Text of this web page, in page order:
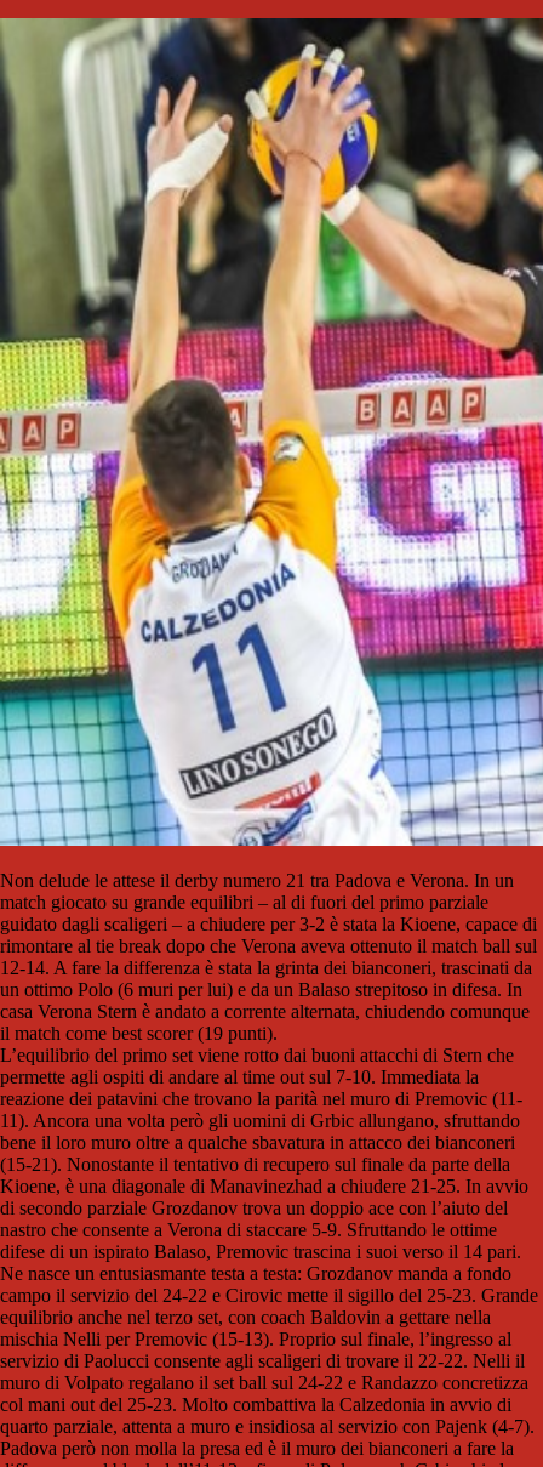
Non delude le attese il derby numero 21 tra Padova e Verona. In un
match giocato su grande equilibri – al di fuori del primo parziale
guidato dagli scaligeri – a chiudere per 3-2 è stata la Kioene, capace di
rimontare al tie break dopo che Verona aveva ottenuto il match ball sul
12-14. A fare la differenza è stata la grinta dei bianconeri, trascinati da
un ottimo Polo (6 muri per lui) e da un Balaso strepitoso in difesa. In
casa Verona Stern è andato a corrente alternata, chiudendo comunque
il match come best scorer (19 punti).
L’equilibrio del primo set viene rotto dai buoni attacchi di Stern che
permette agli ospiti di andare al time out sul 7-10. Immediata la
reazione dei patavini che trovano la parità nel muro di Premovic (11-
11). Ancora una volta però gli uomini di Grbic allungano, sfruttando
bene il loro muro oltre a qualche sbavatura in attacco dei bianconeri
(15-21). Nonostante il tentativo di recupero sul finale da parte della
Kioene, è una diagonale di Manavinezhad a chiudere 21-25. In avvio
di secondo parziale Grozdanov trova un doppio ace con l’aiuto del
nastro che consente a Verona di staccare 5-9. Sfruttando le ottime
difese di un ispirato Balaso, Premovic trascina i suoi verso il 14 pari.
Ne nasce un entusiasmante testa a testa: Grozdanov manda a fondo
campo il servizio del 24-22 e Cirovic mette il sigillo del 25-23. Grande
equilibrio anche nel terzo set, con coach Baldovin a gettare nella
mischia Nelli per Premovic (15-13). Proprio sul finale, l’ingresso al
servizio di Paolucci consente agli scaligeri di trovare il 22-22. Nelli il
muro di Volpato regalano il set ball sul 24-22 e Randazzo concretizza
col mani out del 25-23. Molto combattiva la Calzedonia in avvio di
quarto parziale, attenta a muro e insidiosa al servizio con Pajenk (4-7).
Padova però non molla la presa ed è il muro dei bianconeri a fare la